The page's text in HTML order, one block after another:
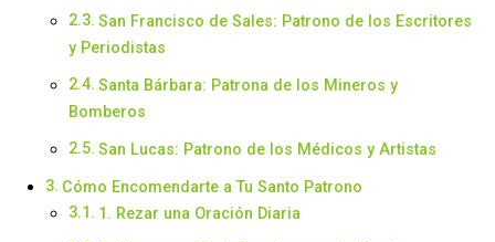
San Francisco de Sales: Patrono de los Escritores
y Periodistas
Santa Bárbara: Patrona de los Mineros y
Bomberos
San Lucas: Patrono de los Médicos y Artistas
Cómo Encomendarte a Tu Santo Patrono
1. Rezar una Oración Diaria